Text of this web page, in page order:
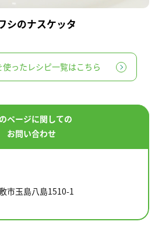
シのナスケッタ
ったレシピ一覧はこちら
ページに関しての
お問い合わせ
市玉島八島1510-1